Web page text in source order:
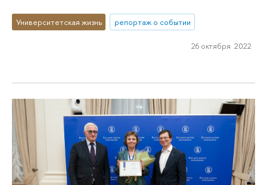
Университетская жизнь репортаж о событии
26 октября 2022